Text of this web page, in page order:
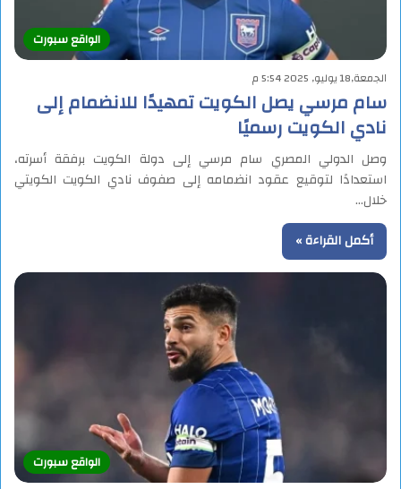
الواقع سبورت
الجمعة,18 يوليو, 2025 5:54 م
سام مرسي يصل الكويت تمهيدًا للانضمام إلى
نادي الكويت رسميًا
وصل الدولي المصري سام مرسي إلى دولة الكويت برفقة أسرته،
استعدادًا لتوقيع عقود انضمامه إلى صفوف نادي الكويت الكويتي
خلال…
أكمل القراءة »
الواقع سبورت